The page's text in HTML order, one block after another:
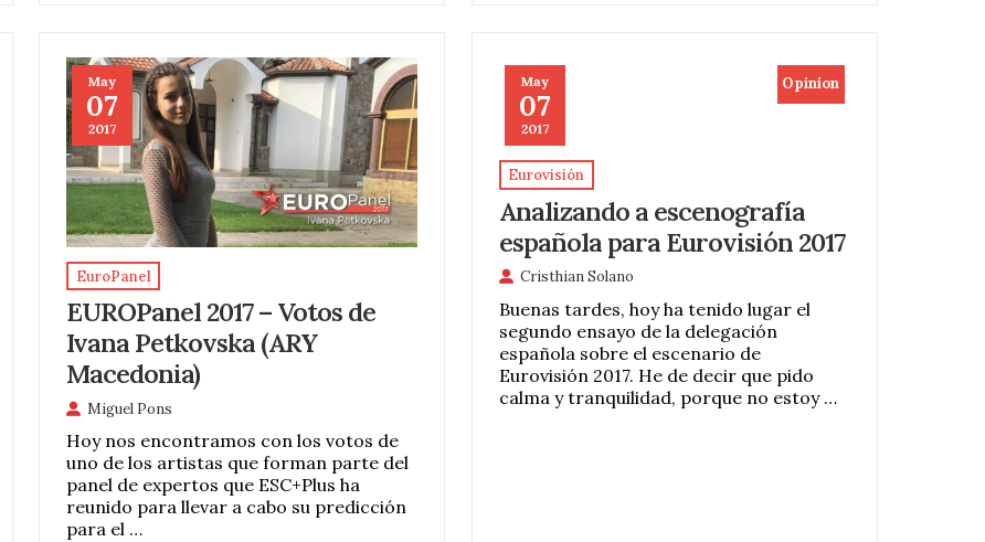
May
07
2017
EuroPanel
EUROPanel 2017 – Votos de
Ivana Petkovska (ARY
Macedonia)
Miguel Pons
Hoy nos encontramos con los votos de
uno de los artistas que forman parte del
panel de expertos que ESC+Plus ha
reunido para llevar a cabo su predicción
para el …
May
07
2017
Opinion
Eurovisión
Analizando a escenografía
española para Eurovisión 2017
Cristhian Solano
Buenas tardes, hoy ha tenido lugar el
segundo ensayo de la delegación
española sobre el escenario de
Eurovisión 2017. He de decir que pido
calma y tranquilidad, porque no estoy …